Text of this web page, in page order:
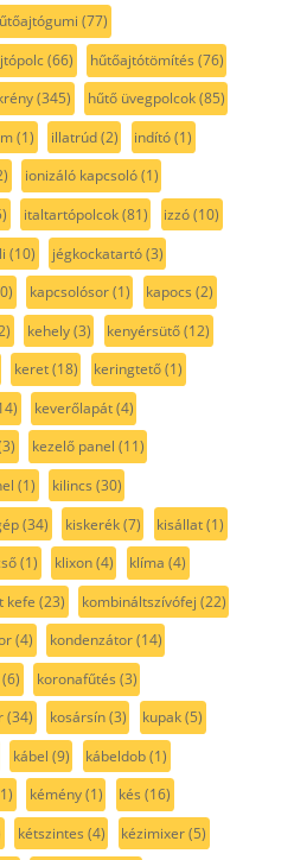
(77)
(66) hűtőajtótömítés (76)
(345) hűtő üvegpolcok(85)
(1) illatrúd(2) indító(1)
ionizáló kapcsoló(1)
italtartópolcok(81) izzó(10)
(10) jégkockatartó(3)
kapcsolósor(1) kapocs (2)
kehely(3) kenyérsütő(12)
keret(18) keringtető(1)
keverőlapát(4)
kezelő panel (11)
(1) kilincs (30)
(34) kiskerék(7) kisállat(1)
(1) klixon(4) klíma (4)
kefe (23) kombináltszívófej (22)
(4) kondenzátor(14)
(6) koronafűtés (3)
(34) kosársín(3) kupak(5)
kábel (9) kábeldob(1)
kémény(1) kés (16)
kétszintes (4) kézimixer(5)